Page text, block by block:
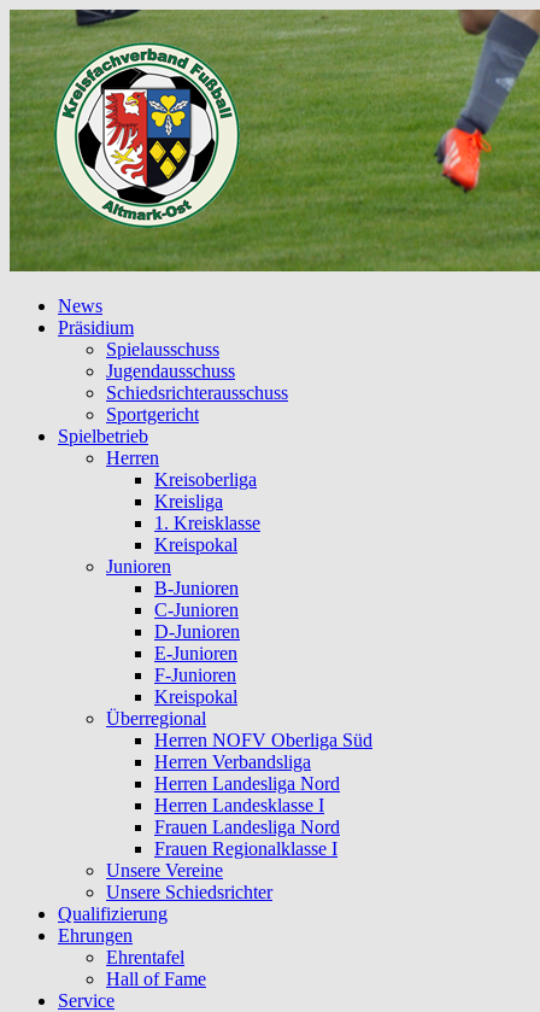
News
Präsidium
Spielausschuss
Jugendausschuss
Schiedsrichterausschuss
Sportgericht
Spielbetrieb
Herren
Kreisoberliga
Kreisliga
1. Kreisklasse
Kreispokal
Junioren
B-Junioren
C-Junioren
D-Junioren
E-Junioren
F-Junioren
Kreispokal
Überregional
Herren NOFV Oberliga Süd
Herren Verbandsliga
Herren Landesliga Nord
Herren Landesklasse I
Frauen Landesliga Nord
Frauen Regionalklasse I
Unsere Vereine
Unsere Schiedsrichter
Qualifizierung
Ehrungen
Ehrentafel
Hall of Fame
Service